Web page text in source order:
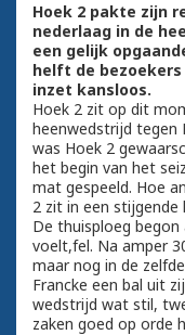
Hoek 2 pakte zijn
nederlaag in de
een gelijk
helft de
inzet kansloos.
Hoek 2 zit op dit
heenwedstrijd tegen
was Hoek 2
het begin van het
mat gespeeld. Hoe
2 zit in een stijgende
De thuisploeg
voelt,fel. Na amper
maar nog in de
Francke een bal uit
wedstrijd wat stil,
zaken goed op orde